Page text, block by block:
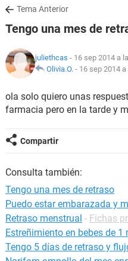
Tema Anterior
Tengo una mes de
juliethcas - 16 sep 2014 a
Olivia.O. - 16 sep 2014
ola solo quiero unas
farmacia pero en la tarde y
Compartir
Consulta también:
Tengo una mes de retraso
Puedo estar embarazada y
Retraso menstrual - Fichas
Estreñimiento en bebes de 1
Tengo 5 días de retraso y